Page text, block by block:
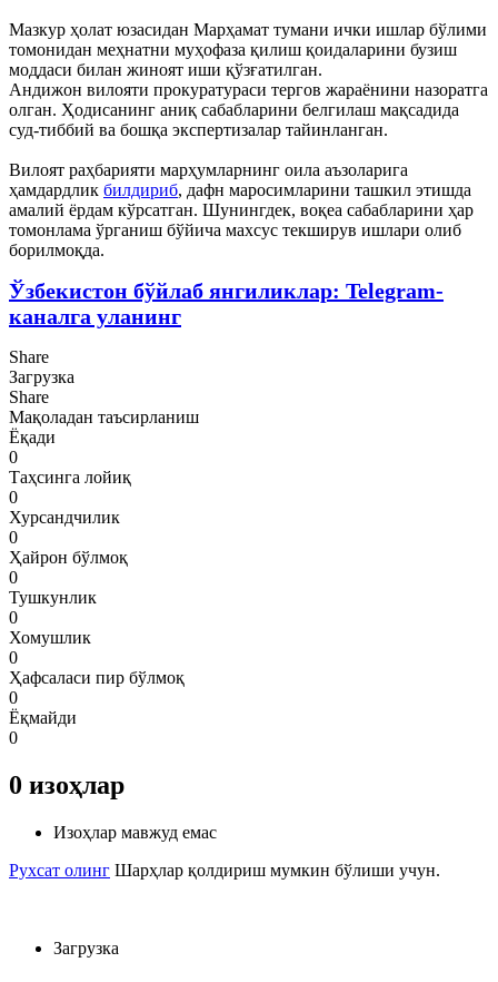
Мазкур ҳолат юзасидан Марҳамат тумани ички ишлар бўлими
томонидан меҳнатни муҳофаза қилиш қоидаларини бузиш
моддаси билан жиноят иши қўзғатилган.
Андижон вилояти прокуратураси тергов жараёнини назоратга
олган. Ҳодисанинг аниқ сабабларини белгилаш мақсадида
суд-тиббий ва бошқа экспертизалар тайинланган.
Вилоят раҳбарияти марҳумларнинг оила аъзоларига
ҳамдардлик билдириб, дафн маросимларини ташкил этишда
амалий ёрдам кўрсатган. Шунингдек, воқеа сабабларини ҳар
томонлама ўрганиш бўйича махсус текширув ишлари олиб
борилмоқда.
Ўзбекистон бўйлаб янгиликлар: Telegram-
каналга уланинг
Share
Загрузка
Share
Мақоладан таъсирланиш
Ёқади
0
Таҳсинга лойиқ
0
Хурсандчилик
0
Ҳайрон бўлмоқ
0
Тушкунлик
0
Хомушлик
0
Ҳафсаласи пир бўлмоқ
0
Ёқмайди
0
0 изоҳлар
Изоҳлар мавжуд емас
Рухсат олинг Шарҳлар қолдириш мумкин бўлиши учун.
Загрузка